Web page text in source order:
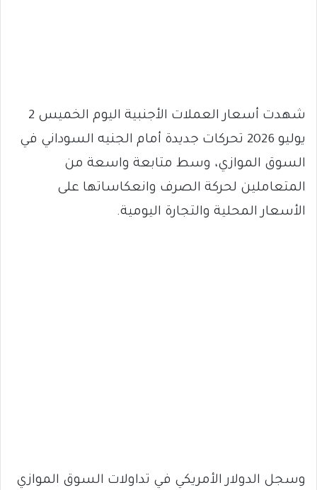
شهدت أسعار العملات الأجنبية اليوم الخميس 2
يوليو 2026 تحركات جديدة أمام الجنيه السوداني في
السوق الموازي، وسط متابعة واسعة من
المتعاملين لحركة الصرف وانعكاساتها على
الأسعار المحلية والتجارة اليومية.
وسجل الدولار الأمريكي في تداولات السوق الموازي